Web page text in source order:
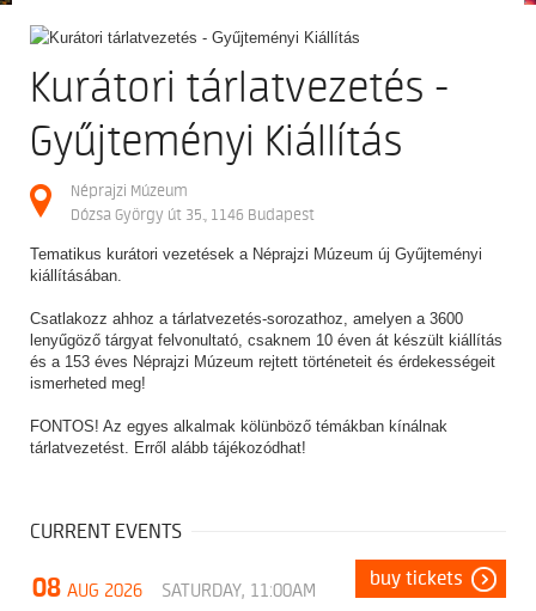
Kurátori tárlatvezetés -
Gyűjteményi Kiállítás
Néprajzi Múzeum
Dózsa György út 35., 1146 Budapest
Tematikus kurátori vezetések a Néprajzi Múzeum új Gyűjteményi
kiállításában.
Csatlakozz ahhoz a tárlatvezetés-sorozathoz, amelyen a 3600
lenyűgöző tárgyat felvonultató, csaknem 10 éven át készült kiállítás
és a 153 éves Néprajzi Múzeum rejtett történeteit és érdekességeit
ismerheted meg!
FONTOS! Az egyes alkalmak kölünböző témákban kínálnak
tárlatvezetést. Erről alább tájékozódhat!
CURRENT EVENTS
08 AUG 2026 SATURDAY, 11:00AM
buy tickets